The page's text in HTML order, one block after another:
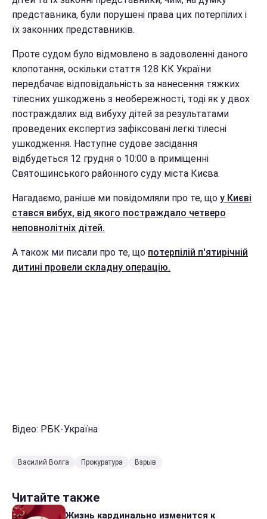
представника, були порушені права цих потерпілих і
їх законних представників.
Проте судом було відмовлено в задоволенні даного
клопотання, оскільки стаття 128 КК України
передбачає відповідальність за нанесення тяжких
тілесних ушкоджень з необережності, тоді як у двох
постраждалих від вибуху дітей за результатами
проведених експертиз зафіксовані легкі тілесні
ушкодження. Наступне судове засідання
відбудеться 12 грудня о 10:00 в приміщенні
Святошинського районного суду міста Києва.
Нагадаємо, раніше ми повідомляли про те, що у Києві
стався вибух, від якого постраждало четверо
неповнолітніх дітей.
А також ми писали про те, що потерпілій п'ятирічній
дитині провели складну операцію.
Відео: РБК-Україна
Василий Волга Прокуратура Взрыв
Читайте также
Жизнь кардинально изменится к